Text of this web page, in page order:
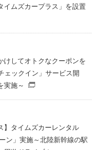
イムズカープラス」を設置
けしてオトクなクーポンを
ェックイン」サービス開
実施～
】タイムズカーレンタル
ン」実施～北陸新幹線の駅